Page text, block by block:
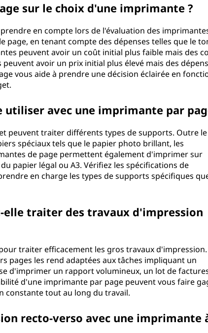
sur le choix d'une imprimante ?
en compte lors de l'évaluation des
page, en tenant compte des dépenses telles que le
peuvent avoir un coût initial plus faible mais des
avoir un prix initial plus élevé mais des
vous aide à prendre une décision éclairée en
utiliser avec une imprimante par
peuvent traiter différents types de supports. Outre le
spéciaux tels que le papier photo brillant, les
de page permettent également d'imprimer sur
papier légal ou A3. Vérifiez les spécifications de
en charge les types de supports spécifiques
traiter des travaux d'impression
traiter efficacement les gros travaux d'impression.
pages les rend adaptées aux tâches impliquant un
d'imprimer un rapport volumineux, un lot de
d'une imprimante par page peuvent vous faire
constante tout au long du travail.
recto-verso avec une imprimante